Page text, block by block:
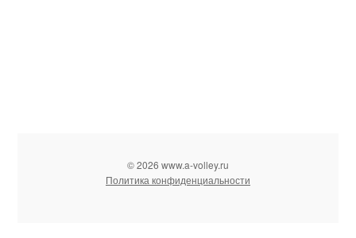
© 2026 www.a-volley.ru
Политика конфиденциальности